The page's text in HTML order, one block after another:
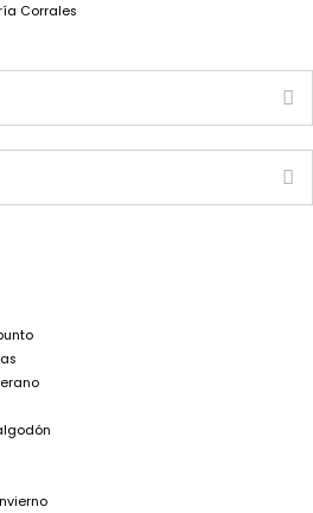
Corrales